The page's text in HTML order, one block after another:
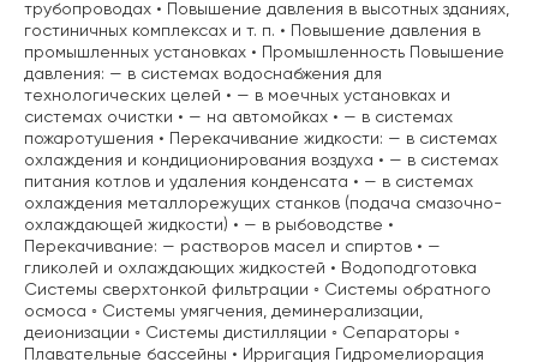
трубопроводах • Повышение давления в высотных зданиях,
гостиничных комплексах и т. п. • Повышение давления в
промышленных установках • Промышленность Повышение
давления: — в системах водоснабжения для
технологических целей • — в моечных установках и
системах очистки • — на автомойках • — в системах
пожаротушения • Перекачивание жидкости: — в системах
охлаждения и кондиционирования воздуха • — в системах
питания котлов и удаления конденсата • — в системах
охлаждения металлорежущих станков (подача смазочно-
охлаждающей жидкости) • — в рыбоводстве •
Перекачивание: — растворов масел и спиртов • —
гликолей и охлаждающих жидкостей • Водоподготовка
Системы сверхтонкой фильтрации ◦ Системы обратного
осмоса ◦ Системы умягчения, деминерализации,
деионизации ◦ Системы дистилляции ◦ Сепараторы ◦
Плавательные бассейны • Ирригация Гидромелиорация